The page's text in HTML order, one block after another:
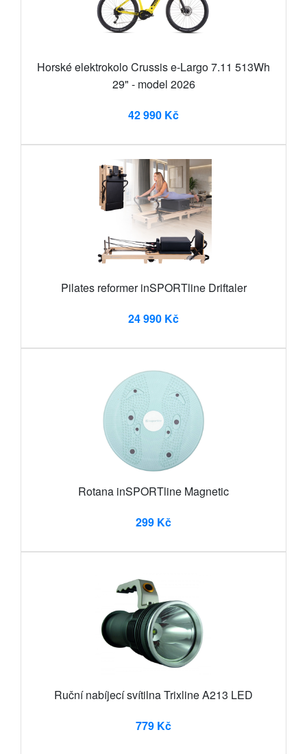
Horské elektrokolo Crussis e-Largo 7.11 513Wh
29" - model 2026
42 990 Kč
Pilates reformer inSPORTline Driftaler
24 990 Kč
Rotana inSPORTline Magnetic
299 Kč
Ruční nabíjecí svítilna Trixline A213 LED
779 Kč